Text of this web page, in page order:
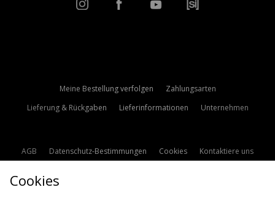
Meine Bestellung verfolgen
Zahlungsarten
Lieferung & Rückgaben
Lieferinformationen Unternehmen
AGB Datenschutz-Bestimmungen Cookies
Kontaktiere uns
Cookies